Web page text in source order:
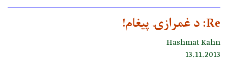
Re: د غمرازۍ پیغام!
Hashmat Kahn
13.11.2013